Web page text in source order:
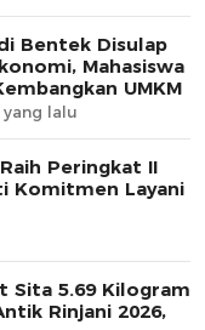
Bentek Disulap
Mahasiswa
UMKM
yang lalu
Peringkat II
Komitmen Layani
Sita 5.69 Kilogram
Rinjani 2026,